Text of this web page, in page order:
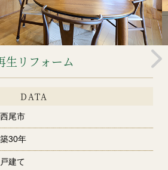
生リフォーム
DATA
西尾市
築30年
戸建て